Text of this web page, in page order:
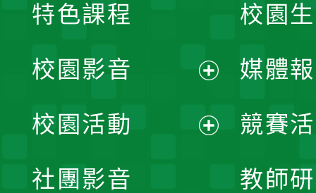
校園
媒體
競賽
教師
特色課程
校園影音
開
校園活動
社團影音